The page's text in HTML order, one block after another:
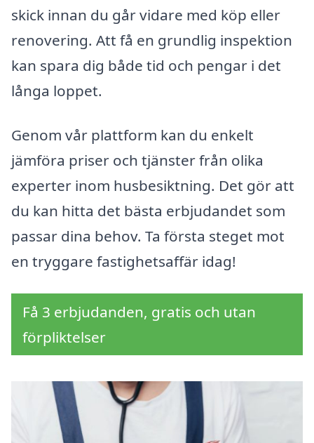
skick innan du går vidare med köp eller
renovering. Att få en grundlig inspektion
kan spara dig både tid och pengar i det
långa loppet.
Genom vår plattform kan du enkelt
jämföra priser och tjänster från olika
experter inom husbesiktning. Det gör att
du kan hitta det bästa erbjudandet som
passar dina behov. Ta första steget mot
en tryggare fastighetsaffär idag!
Få 3 erbjudanden, gratis och utan
förpliktelser